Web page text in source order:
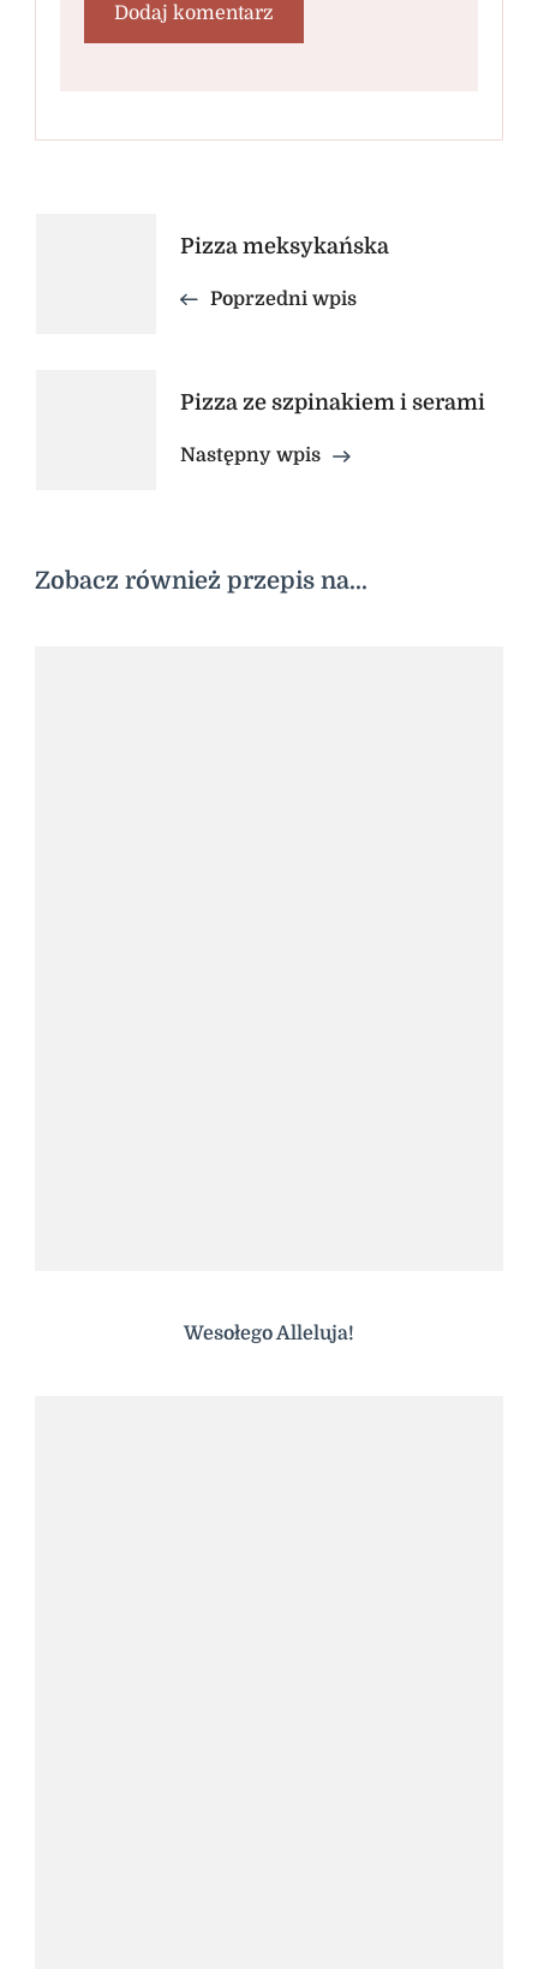
NawigacjaPizza meksykańska
Poprzedni wpis
Pizza ze szpinakiem i serami
Następny wpis
Zobacz również przepis na...
Wesołego Alleluja!